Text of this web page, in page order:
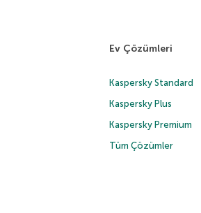
Ev Çözümleri
Kaspersky Standard
Kaspersky Plus
Kaspersky Premium
Tüm Çözümler